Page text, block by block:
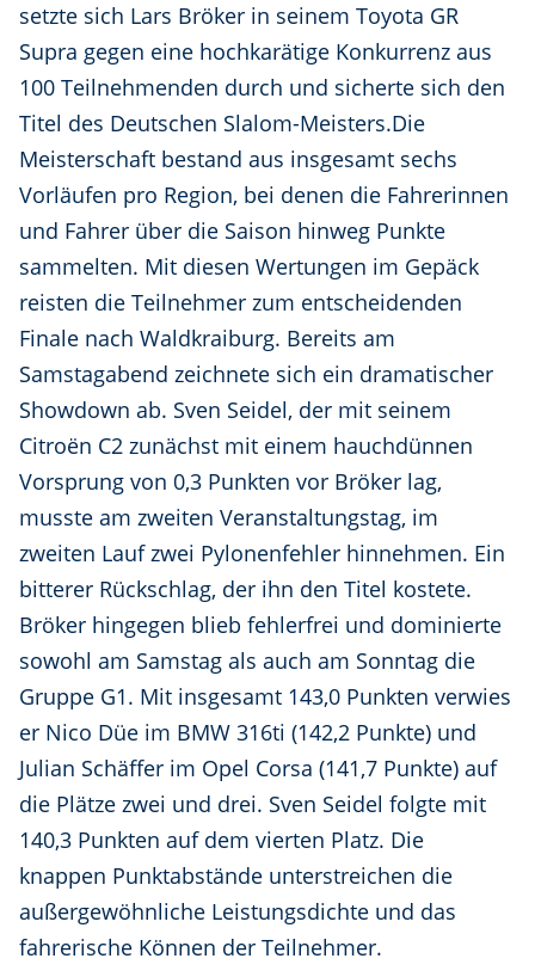
setzte sich Lars Bröker in seinem Toyota GR
Supra gegen eine hochkarätige Konkurrenz aus
100 Teilnehmenden durch und sicherte sich den
Titel des Deutschen Slalom-Meisters.Die
Meisterschaft bestand aus insgesamt sechs
Vorläufen pro Region, bei denen die Fahrerinnen
und Fahrer über die Saison hinweg Punkte
sammelten. Mit diesen Wertungen im Gepäck
reisten die Teilnehmer zum entscheidenden
Finale nach Waldkraiburg. Bereits am
Samstagabend zeichnete sich ein dramatischer
Showdown ab. Sven Seidel, der mit seinem
Citroën C2 zunächst mit einem hauchdünnen
Vorsprung von 0,3 Punkten vor Bröker lag,
musste am zweiten Veranstaltungstag, im
zweiten Lauf zwei Pylonenfehler hinnehmen. Ein
bitterer Rückschlag, der ihn den Titel kostete.
Bröker hingegen blieb fehlerfrei und dominierte
sowohl am Samstag als auch am Sonntag die
Gruppe G1. Mit insgesamt 143,0 Punkten verwies
er Nico Düe im BMW 316ti (142,2 Punkte) und
Julian Schäffer im Opel Corsa (141,7 Punkte) auf
die Plätze zwei und drei. Sven Seidel folgte mit
140,3 Punkten auf dem vierten Platz. Die
knappen Punktabstände unterstreichen die
außergewöhnliche Leistungsdichte und das
fahrerische Können der Teilnehmer.